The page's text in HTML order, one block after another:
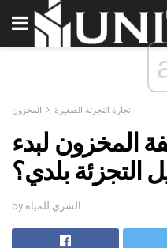
تجارة التجزئة الصغيرة المخزون
المخزون لبدء
التجزئة بلدي؟
by الشري للمياه